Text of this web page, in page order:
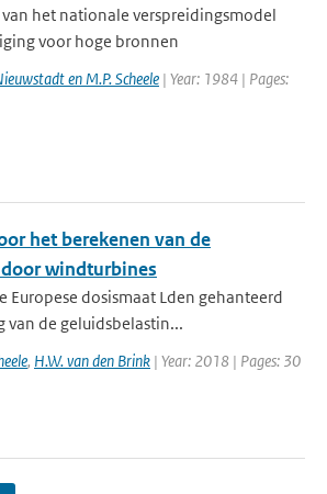
van het nationale verspreidingsmodel
voor hoge bronnen
en M.P. Scheele | Year: 1984 | Pages:
het berekenen van de
windturbines
Europese dosismaat Lden gehanteerd
de geluidsbelastin...
, H.W. van den Brink | Year: 2018 | Pages: 30